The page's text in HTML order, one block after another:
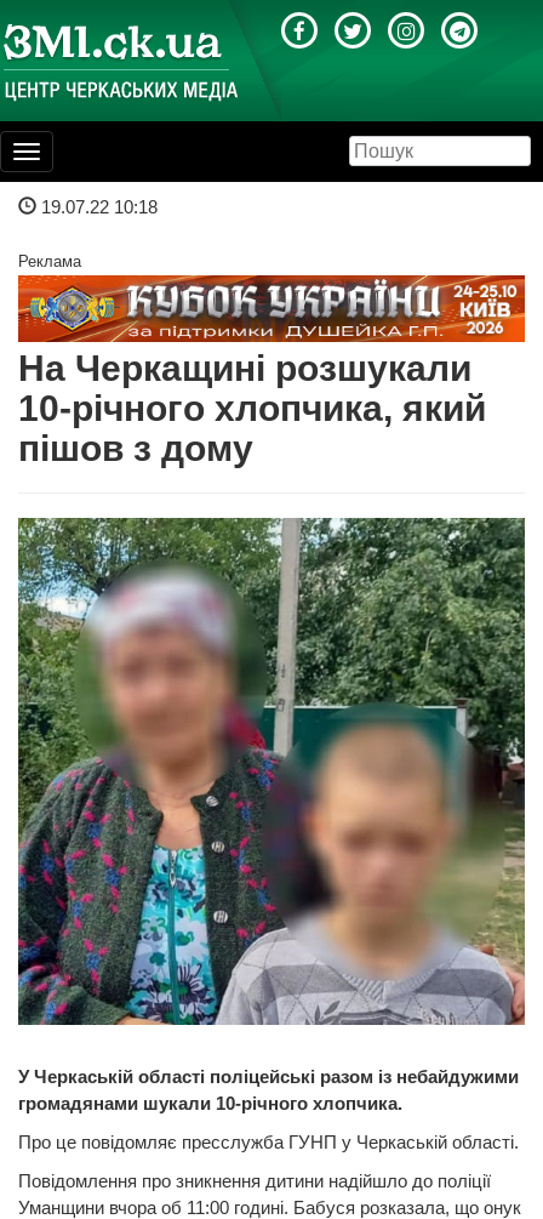
Toggle
navigation
19.07.22 10:18
Реклама
На Черкащині розшукали
10-річного хлопчика, який
пішов з дому
У Черкаській області поліцейські разом із небайдужими
громадянами шукали 10-річного хлопчика.
Про це повідомляє пресслужба ГУНП у Черкаській області.
Повідомлення про зникнення дитини надійшло до поліції
Уманщини вчора об 11:00 годині. Бабуся розказала, що онук